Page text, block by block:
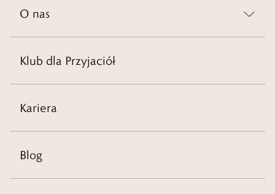
O nas
Klub dla Przyjaciół
Kariera
Blog